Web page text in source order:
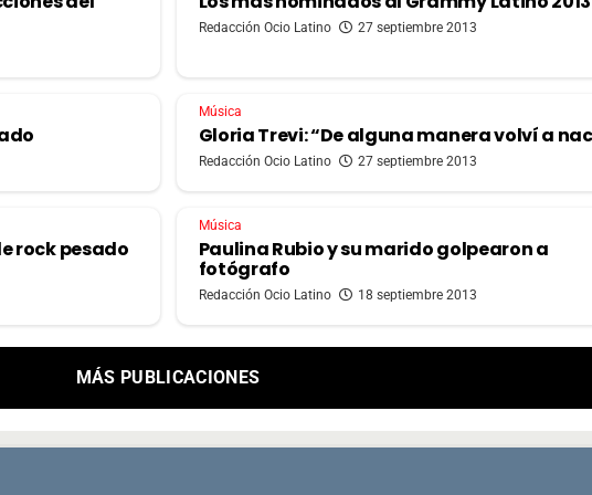
Redacción Ocio Latino 27 septiembre 2013
Música
Gloria Trevi: “De alguna manera volví a
Redacción Ocio Latino 27 septiembre 2013
rock pesado
Música
Paulina Rubio y su marido golpearon a
fotógrafo
Redacción Ocio Latino 18 septiembre 2013
MÁS PUBLICACIONES